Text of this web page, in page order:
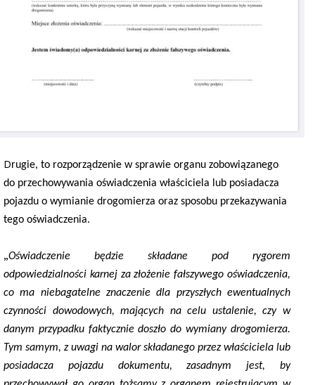
Drugie, to rozporządzenie w sprawie organu zobowiązanego
do przechowywania oświadczenia właściciela lub posiadacza
pojazdu o wymianie drogomierza oraz sposobu przekazywania
tego oświadczenia.
„Oświadczenie będzie składane pod rygorem
odpowiedzialności karnej za złożenie fałszywego oświadczenia,
co ma niebagatelne znaczenie dla przyszłych ewentualnych
czynności dowodowych, mających na celu ustalenie, czy w
danym przypadku faktycznie doszło do wymiany drogomierza.
Tym samym, z uwagi na walor składanego przez właściciela lub
posiadacza pojazdu dokumentu, zasadnym jest, by